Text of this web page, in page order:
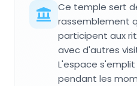
Ce temple sert
rassemblement
participent aux
avec d'autres
L'espace
pendant les